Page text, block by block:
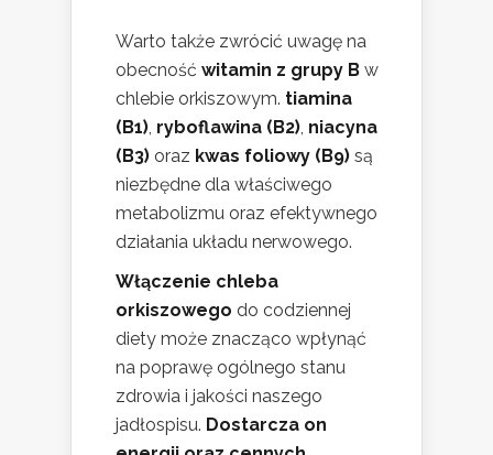
Warto także zwrócić uwagę na
obecność witamin z grupy B w
chlebie orkiszowym. tiamina
(B1), ryboflawina (B2), niacyna
(B3) oraz kwas foliowy (B9) są
niezbędne dla właściwego
metabolizmu oraz efektywnego
działania układu nerwowego.
Włączenie chleba
orkiszowego do codziennej
diety może znacząco wpłynąć
na poprawę ogólnego stanu
zdrowia i jakości naszego
jadłospisu. Dostarcza on